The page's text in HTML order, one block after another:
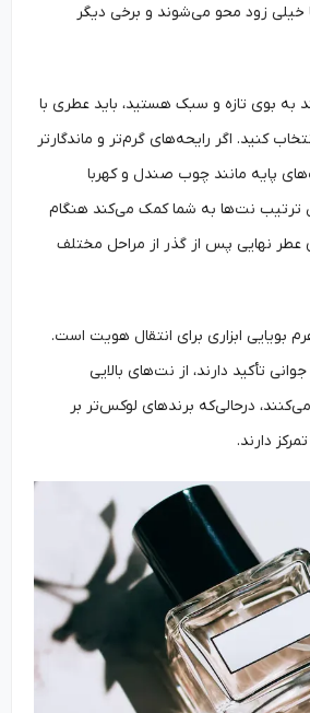
زود محو می‌شوند و برخی دیگر
بوی تازه و سبک هستید، باید عطری با
کنید. اگر رایحه‌های گرم‌تر و ماندگارتر
مانند چوب صندل و کهربا
نت‌ها به شما کمک می‌کند هنگام
نهایی پس از گذر از مراحل مختلف
ابزاری برای انتقال هویت است.
تأکید دارند، از نت‌های بالایی
درحالی‌که برندهای لوکس‌تر بر